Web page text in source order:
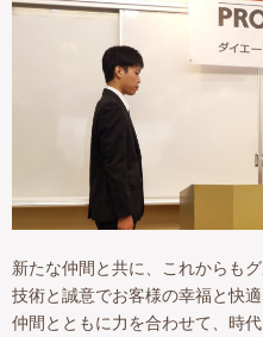
新たな仲間と共に、これからも
技術と誠意でお客様の幸福と快
仲間とともに力を合わせて、時